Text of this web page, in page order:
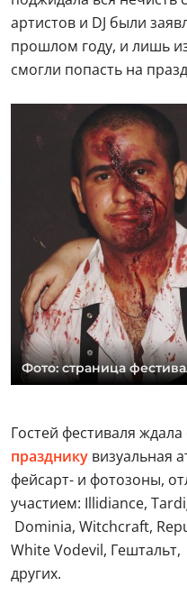
артистов и DJ были
прошлом году, и лишь
смогли попасть на
Фото: страница
Гостей фестиваля
празднику визуальная
фейсарт- и фотозоны,
участием: Illidiance,
Dominia, Witchcraft,
White Vodevil,
других.